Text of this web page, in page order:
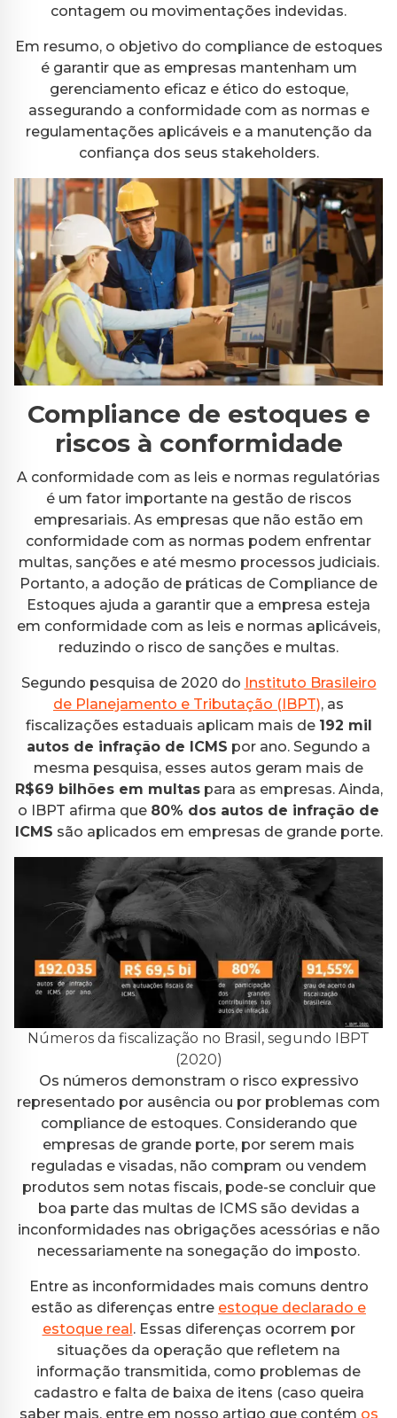
contagem ou movimentações indevidas.
Em resumo, o objetivo do compliance de estoques
é garantir que as empresas mantenham um
gerenciamento eficaz e ético do estoque,
assegurando a conformidade com as normas e
regulamentações aplicáveis e a manutenção da
confiança dos seus stakeholders.
Compliance de estoques e
riscos à conformidade
A conformidade com as leis e normas regulatórias
é um fator importante na gestão de riscos
empresariais. As empresas que não estão em
conformidade com as normas podem enfrentar
multas, sanções e até mesmo processos judiciais.
Portanto, a adoção de práticas de Compliance de
Estoques ajuda a garantir que a empresa esteja
em conformidade com as leis e normas aplicáveis,
reduzindo o risco de sanções e multas.
Segundo pesquisa de 2020 do Instituto Brasileiro
de Planejamento e Tributação (IBPT), as
fiscalizações estaduais aplicam mais de 192 mil
autos de infração de ICMS por ano. Segundo a
mesma pesquisa, esses autos geram mais de
R$69 bilhões em multaspara as empresas. Ainda,
o IBPT afirma que 80% dos autos de infração de
ICMS são aplicados em empresas de grande porte.
Números da fiscalização no Brasil, segundo IBPT
(2020)
Os números demonstram o risco expressivo
representado por ausência ou por problemas com
compliance de estoques. Considerando que
empresas de grande porte, por serem mais
reguladas e visadas, não compram ou vendem
produtos sem notas fiscais, pode-se concluir que
boa parte das multas de ICMS são devidas a
inconformidades nas obrigações acessórias e não
necessariamente na sonegação do imposto.
Entre as inconformidades mais comuns dentro
estão as diferenças entre estoque declarado e
estoque real . Essas diferenças ocorrem por
situações da operação que refletem na
informação transmitida, como problemas de
cadastro e falta de baixa de itens (caso queira
saber mais, entre em nosso artigo que contém os